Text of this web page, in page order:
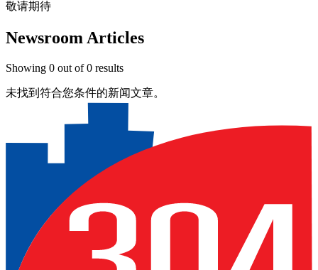
敬请期待
Newsroom Articles
Showing 0 out of0 results
未找到符合您条件的新闻文章。